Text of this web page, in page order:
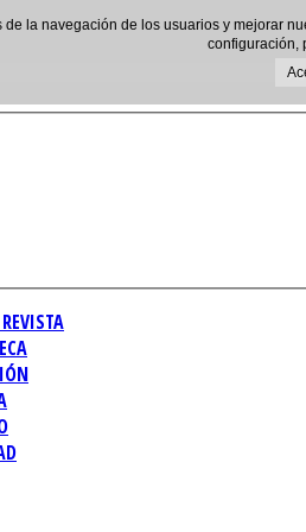
la navegación de los usuarios y mejorar
configuración,